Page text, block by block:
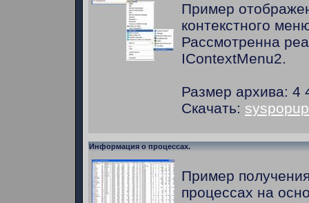
Пример
контекстного
Рассмотренна
IContextMenu2.
Размер архива: 4
Скачать:
Информация о процессах.
Пример
процессах на